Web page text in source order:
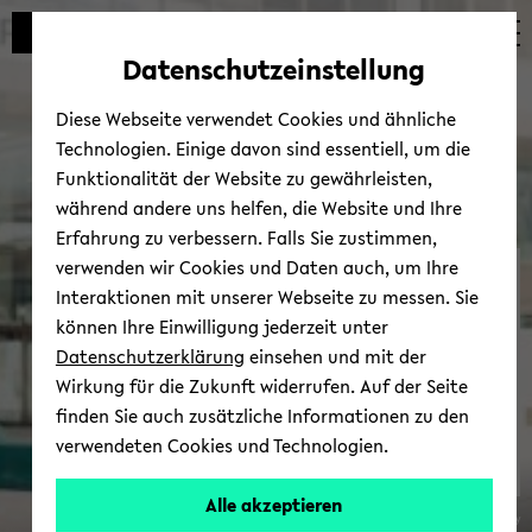
Automatische
vermeiden
zum
wechseln
zum
wechseln
zum
wechseln
Fort­bil­dun­gen für For­
schen­de und Leh­ren­de
© Bie­le­feld Uni­ver­si­ty
Datenschutzeinstellung
Diese Webseite verwendet Cookies und ähnliche
Technologien. Einige davon sind essentiell, um die
Funktionalität der Website zu gewährleisten,
während andere uns helfen, die Website und Ihre
Erfahrung zu verbessern. Falls Sie zustimmen,
verwenden wir Cookies und Daten auch, um Ihre
Interaktionen mit unserer Webseite zu messen. Sie
können Ihre Einwilligung jederzeit unter
Datenschutzerklärung einsehen und mit der
Wirkung für die Zukunft widerrufen. Auf der Seite
finden Sie auch zusätzliche Informationen zu den
verwendeten Cookies und Technologien.
Alle akzeptieren